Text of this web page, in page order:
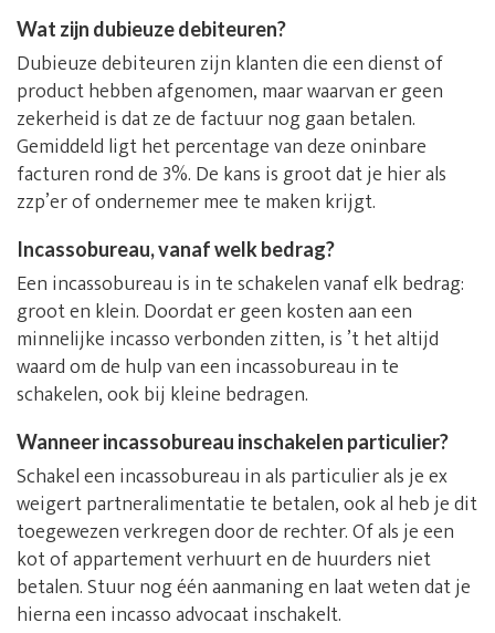
Wat zijn dubieuze debiteuren?
Dubieuze debiteuren zijn klanten die een dienst of
product hebben afgenomen, maar waarvan er geen
zekerheid is dat ze de factuur nog gaan betalen.
Gemiddeld ligt het percentage van deze oninbare
facturen rond de 3%. De kans is groot dat je hier als
zzp’er of ondernemer mee te maken krijgt.
Incassobureau, vanaf welk bedrag?
Een incassobureau is in te schakelen vanaf elk bedrag:
groot en klein. Doordat er geen kosten aan een
minnelijke incasso verbonden zitten, is ’t het altijd
waard om de hulp van een incassobureau in te
schakelen, ook bij kleine bedragen.
Wanneer incassobureau inschakelen particulier?
Schakel een incassobureau in als particulier als je ex
weigert partneralimentatie te betalen, ook al heb je dit
toegewezen verkregen door de rechter. Of als je een
kot of appartement verhuurt en de huurders niet
betalen. Stuur nog één aanmaning en laat weten dat je
hierna een incasso advocaat inschakelt.